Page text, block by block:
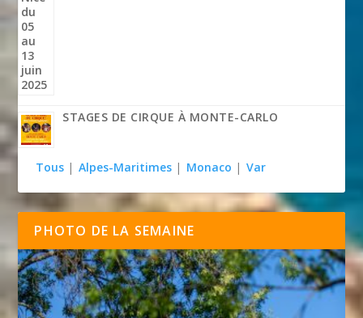
STAGES DE CIRQUE À MONTE-CARLO
Tous | Alpes-Maritimes | Monaco | Var
PHOTO DE LA SEMAINE